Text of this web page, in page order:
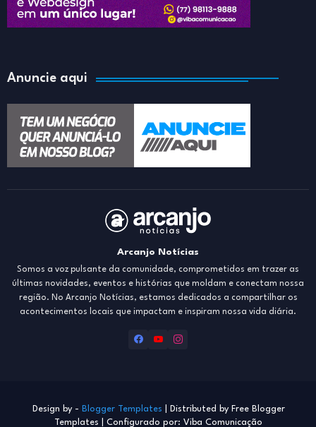
Anuncie aqui
Arcanjo Notícias
Somos a voz pulsante da comunidade, comprometidos em trazer as
últimas novidades, eventos e histórias que moldam e conectam nossa
região. No Arcanjo Notícias, estamos dedicados a compartilhar os
acontecimentos locais que impactam e inspiram nossa vida diária.
Design by - Blogger Templates | Distributed by Free Blogger
Templates | Configurado por: Viba Comunicação